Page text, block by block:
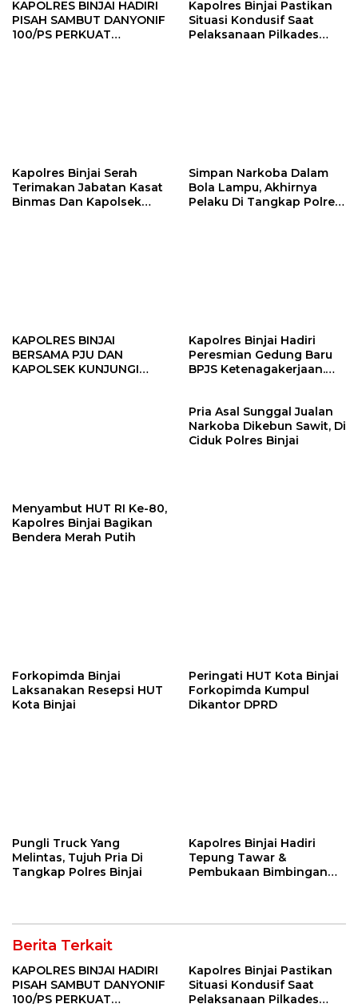
KAPOLRES BINJAI HADIRI
PISAH SAMBUT DANYONIF
100/PS PERKUAT
Kapolres Binjai Pastikan
Situasi Kondusif Saat
Pelaksanaan Pilkades
Kapolres Binjai Serah
Terimakan Jabatan Kasat
Binmas Dan Kapolsek
Simpan Narkoba Dalam
Bola Lampu, Akhirnya
Pelaku Di Tangkap Polres
KAPOLRES BINJAI
BERSAMA PJU DAN
KAPOLSEK KUNJUNGI
Kapolres Binjai Hadiri
Peresmian Gedung Baru
BPJS Ketenagakerjaan.
Menyambut HUT RI Ke-80,
Kapolres Binjai Bagikan
Bendera Merah Putih
Pria Asal Sunggal Jualan
Narkoba Dikebun Sawit, Di
Ciduk Polres Binjai
Forkopimda Binjai
Laksanakan Resepsi HUT
Kota Binjai
Peringati HUT Kota Binjai
Forkopimda Kumpul
Dikantor DPRD
Pungli Truck Yang
Melintas, Tujuh Pria Di
Tangkap Polres Binjai
Kapolres Binjai Hadiri
Tepung Tawar &
Pembukaan Bimbingan
Berita Terkait
KAPOLRES BINJAI HADIRI
PISAH SAMBUT DANYONIF
100/PS PERKUAT
Kapolres Binjai Pastikan
Situasi Kondusif Saat
Pelaksanaan Pilkades